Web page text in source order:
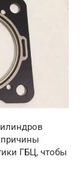
причины
ГБЦ, чтобы